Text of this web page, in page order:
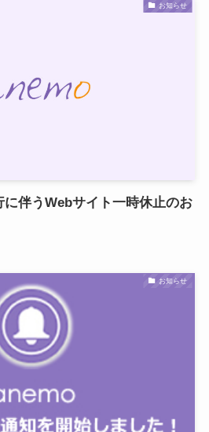
お知らせ
に伴うWebサイト一時休止のお
お知らせ